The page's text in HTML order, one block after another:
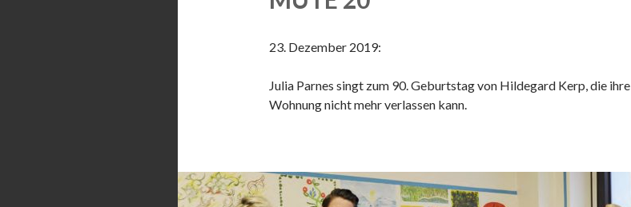
23. Dezember 2019:
Julia Parnes singt zum 90. Geburtstag von Hildegard Kerp, die ihre
Wohnung nicht mehr verlassen kann.